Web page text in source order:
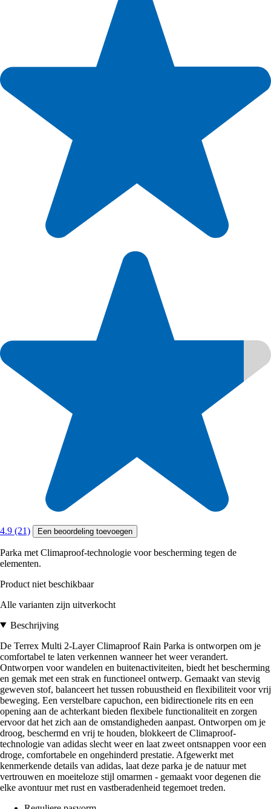
4.9 (21) Een beoordeling toevoegen
Parka met Climaproof-technologie voor bescherming tegen de
elementen.
Product niet beschikbaar
Alle varianten zijn uitverkocht
Beschrijving
De Terrex Multi 2-Layer Climaproof Rain Parka is ontworpen om je
comfortabel te laten verkennen wanneer het weer verandert.
Ontworpen voor wandelen en buitenactiviteiten, biedt het bescherming
en gemak met een strak en functioneel ontwerp. Gemaakt van stevig
geweven stof, balanceert het tussen robuustheid en flexibiliteit voor vrij
beweging. Een verstelbare capuchon, een bidirectionele rits en een
opening aan de achterkant bieden flexibele functionaliteit en zorgen
ervoor dat het zich aan de omstandigheden aanpast. Ontworpen om je
droog, beschermd en vrij te houden, blokkeert de Climaproof-
technologie van adidas slecht weer en laat zweet ontsnappen voor een
droge, comfortabele en ongehinderd prestatie. Afgewerkt met
kenmerkende details van adidas, laat deze parka je de natuur met
vertrouwen en moeiteloze stijl omarmen - gemaakt voor degenen die
elke avontuur met rust en vastberadenheid tegemoet treden.